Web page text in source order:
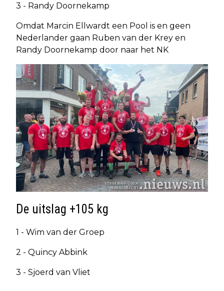
3 - Randy Doornekamp
Omdat Marcin Ellwardt een Pool is en geen
Nederlander gaan Ruben van der Krey en
Randy Doornekamp door naar het NK
De uitslag +105 kg
1 - Wim van der Groep
2 - Quincy Abbink
3 - Sjoerd van Vliet